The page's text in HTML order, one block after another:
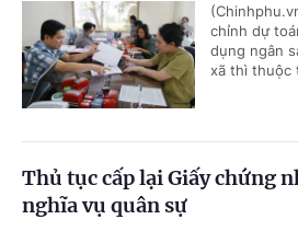
chỉnh dự
dụng ngân
xã thì thuộc
Thủ tục cấp lại Giấy chứng
nghĩa vụ quân sự